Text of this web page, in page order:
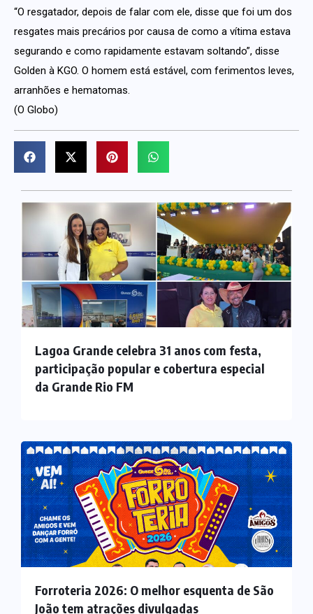
“O resgatador, depois de falar com ele, disse que foi um dos
resgates mais precários por causa de como a vítima estava
segurando e como rapidamente estavam soltando”, disse
Golden à KGO. O homem está estável, com ferimentos leves,
arranhões e hematomas.
(O Globo)
Lagoa Grande celebra 31 anos com festa,
participação popular e cobertura especial
da Grande Rio FM
Forroteria 2026: O melhor esquenta de São
João tem atrações divulgadas